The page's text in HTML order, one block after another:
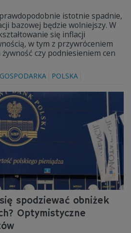
istotnie spadnie,
bazowej będzie wolniejszy. W
się inflacji
w tym z przywróceniem
czy podniesieniem cen
GOSPODARKA POLSKA
spodziewać obniżek
Optymistyczne